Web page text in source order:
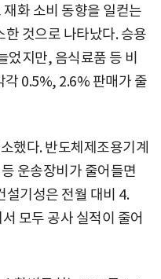
화 소비 동향을 일컫는
것으로 나타났다. 승용
었지만, 음식료품 등 비
각 0.5%, 2.6% 판매가 줄
했다. 반도체제조용기계
운송장비가 줄어들면
설기성은 전월 대비 4.
모두 공사 실적이 줄어